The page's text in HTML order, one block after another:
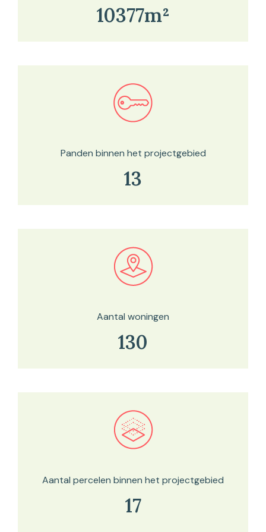
10377m²
Bekijk in onze kaartviewer
Panden binnen het projectgebied
13
Bekijk in onze kaartviewer
Aantal woningen
130
Bekijk in onze kaartviewer
Aantal percelen binnen het projectgebied
17